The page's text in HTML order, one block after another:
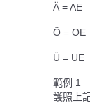
Ä = AE
Ö = OE
Ü = UE
範例 1
護照上